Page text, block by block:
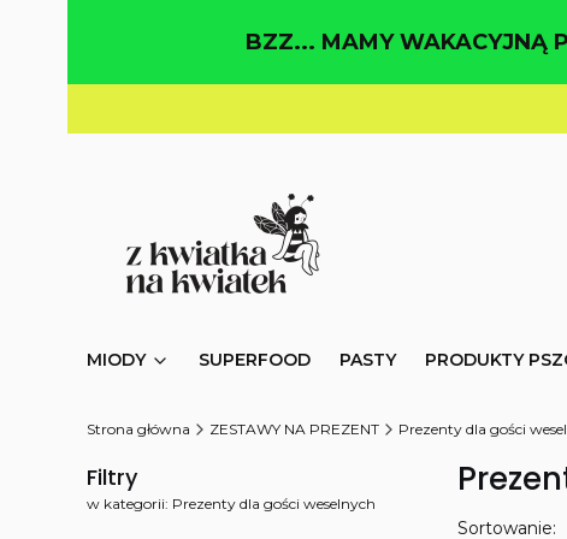
BZZ... MAMY WAKACYJNĄ
MIODY SUPERFOOD PASTY PRODUKTY
Strona główna ZESTAWY NA PREZENT Prezenty dla gości
Filtry
w kategorii: Prezenty dla gości weselnych
Sortowanie: